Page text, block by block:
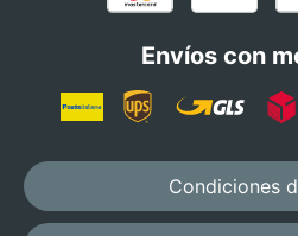
Envíos con
Condiciones